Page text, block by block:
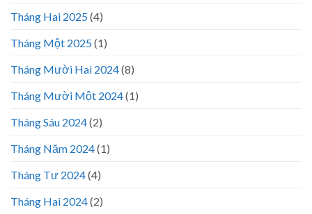
Tháng Hai 2025(4)
Tháng Một 2025(1)
Tháng Mười Hai 2024(8)
Tháng Mười Một 2024(1)
Tháng Sáu 2024(2)
Tháng Năm 2024(1)
Tháng Tư 2024(4)
Tháng Hai 2024(2)